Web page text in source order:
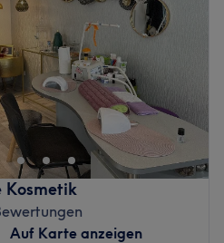
Kosmetik
Auf Karte anzeigen